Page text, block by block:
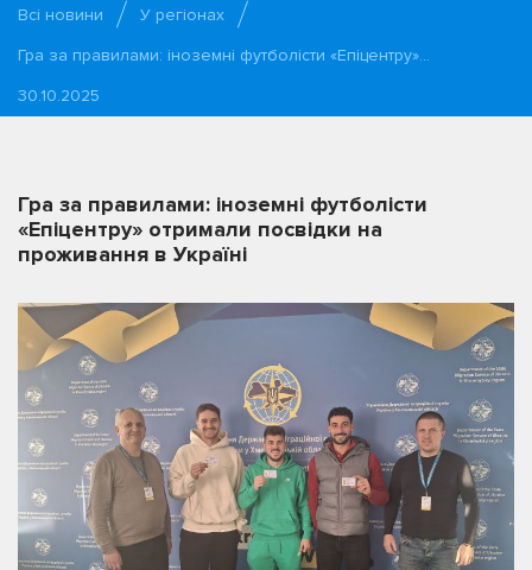
Всі новини
У регіонах
Гра за правилами: іноземні футболісти «Епіцентру»…
30.10.2025
Гра за правилами: іноземні футболісти
«Епіцентру» отримали посвідки на
проживання в Україні